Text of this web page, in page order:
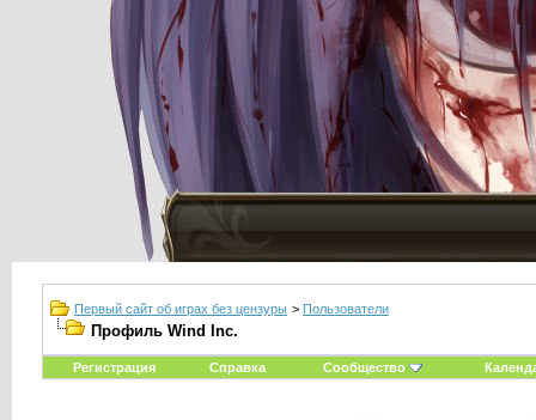
Первый сайт об играх без цензуры > Пользователи
Профиль Wind Inc.
Регистрация Справка Сообщество